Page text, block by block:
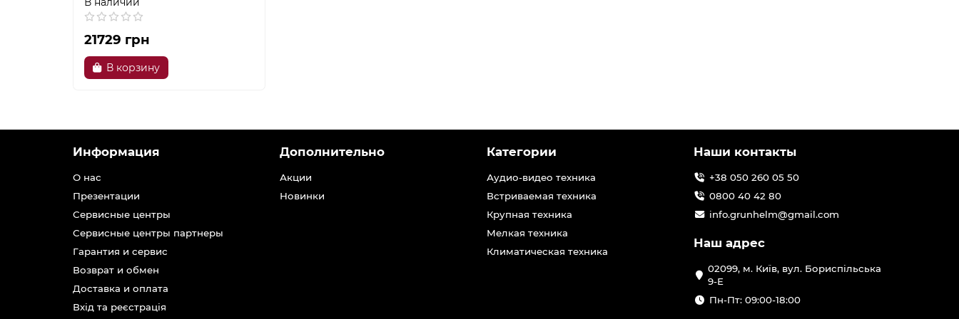
21729 грн
В корзину
Информация
О нас
Презентации
Сервисные центры
Сервисные центры партнеры
Гарантия и сервис
Возврат и обмен
Доставка и оплата
Вхід та реєстрація
Дополнительно
Акции
Новинки
Категории
Аудио-видео техника
Встриваемая техника
Крупная техника
Мелкая техника
Климатическая техника
Наши контакты
+38 050 260 05 50
0800 40 42 80
info.grunhelm@gmail.com
Наш адрес
02099, м. Київ, вул. Бориспільська
9-Е
Пн-Пт: 09:00-18:00